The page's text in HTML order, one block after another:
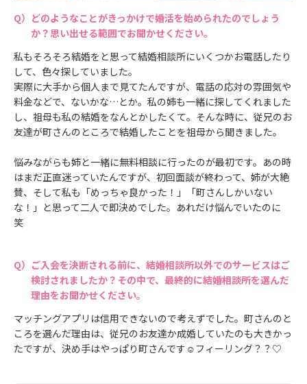
どのようなことがきっかけで婚活を始められたのでしょう
か？思い出せる範囲でお聞かせください。
私もそろそろ結婚をと思って結婚相談所にいくつかお電話したり
して、色々探していました。
実際に大手から個人まで見てたんですが、電話の応対の雰囲気や
料金などで、ないかな…とか。私の姉も一緒に探してくれました
し、祖母も私の結婚をなんとかしたくて。そんな時に、従兄のお
友達が町さんのところで結婚したことを祖母から聞きました。
悩みながらも姉と一緒に無料相談に行ったのが最初です。あの時
はまだ正直迷っていたんですが、初回面談が終わって、姉が大絶
賛、そして私も「めっちゃ良かった！」「町さんしかいない
な！」と思って二人で即決めでした。あれだけ悩んでいたのに
笑
ご入会を決断される前に、結婚相談所以外でのサービスはご
検討されましたか？その中で、最終的に結婚相談所を選んだ
理由をお聞かせください。
マッチングアプリは信用できないので考えずでした。町さんのと
ころを選んだ理由は、従兄のお友達か成婚していたのも大きかっ
たですが、決め手はやっぱり町さんです☺フィーリング？？♡